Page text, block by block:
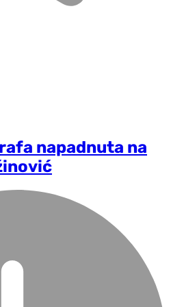
napadnuta na